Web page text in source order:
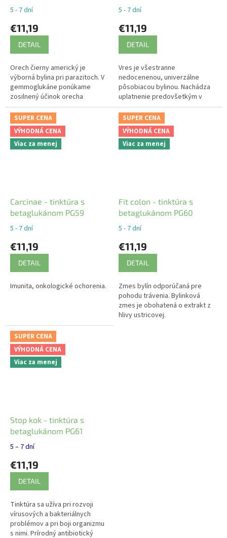
5 - 7 dní
€11,19
DETAIL
Orech čierny americký je
výborná bylina pri parazitoch. V
gemmoglukáne ponúkame
zosilnený účinok orecha
čierneho amerického o
betaglukán s hlivy ustricovej
5 - 7 dní
€11,19
DETAIL
Vres je všestranne
nedocenenou, univerzálne
pôsobiacou bylinou. Nachádza
uplatnenie predovšetkým v
urológii ako prvotriedný
dezinfekčný prostriedok
močových ciest s
močopudným...
SUPER CENA
VÝHODNÁ CENA
Viac za menej
Carcinae - tinktúra s
betaglukánom PG59
5 - 7 dní
€11,19
DETAIL
Imunita, onkologické ochorenia.
SUPER CENA
VÝHODNÁ CENA
Viac za menej
Fit colon - tinktúra s
betaglukánom PG60
5 - 7 dní
€11,19
DETAIL
Zmes bylín odporúčaná pre
pohodu trávenia. Bylinková
zmes je obohatená o extrakt z
hlivy ustricovej.
SUPER CENA
VÝHODNÁ CENA
Viac za menej
Stop kok - tinktúra s
betaglukánom PG61
5 – 7 dní
€11,19
DETAIL
Tinktúra sa užíva pri rozvoji
vírusových a bakteriálnych
problémov a pri boji organizmu
s nimi. Prírodný antibiotický